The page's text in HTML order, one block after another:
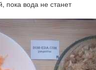
пока вода не станет